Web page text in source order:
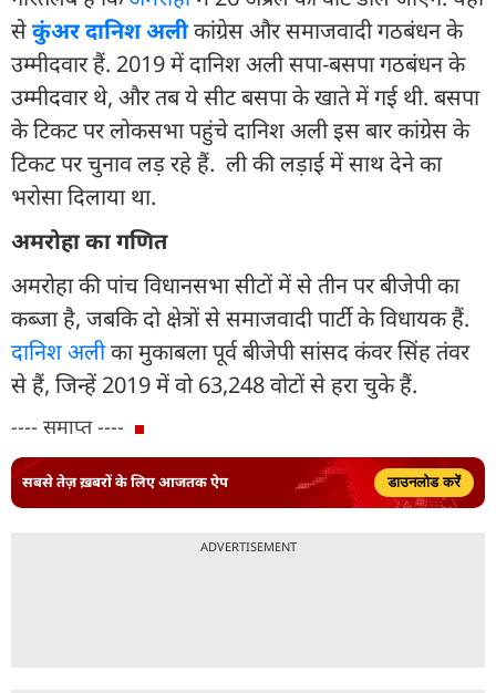
सेकुंअर दानिश अलीकांग्रेस और समाजवादी गठबंधन के
उम्मीदवार हैं. 2019 में दानिश अली सपा-बसपा गठबंधन के
उम्मीदवार थे, और तब ये सीट बसपा के खाते में गई थी. बसपा
के टिकट पर लोकसभा पहुंचे दानिश अली इस बार कांग्रेस के
टिकट पर चुनाव लड़ रहे हैं. ली की लड़ाई में साथ देने का
भरोसा दिलाया था.
अमरोहा का गणित
अमरोहा की पांच विधानसभा सीटों में से तीन पर बीजेपी का
कब्जा है, जबकि दो क्षेत्रों से समाजवादी पार्टी के विधायक हैं.
दानिश अलीका मुकाबला पूर्व बीजेपी सांसद कंवर सिंह तंवर
से हैं, जिन्हें 2019 में वो 63,248 वोटों से हरा चुके हैं.
---- समाप्त ----
सबसे तेज़ ख़बरों के लिए आजतक ऐप डाउनलोड करें
ADVERTISEMENT